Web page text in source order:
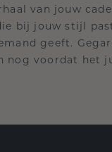
van jouw
bij jouw stijl
geeft.
nog voordat het